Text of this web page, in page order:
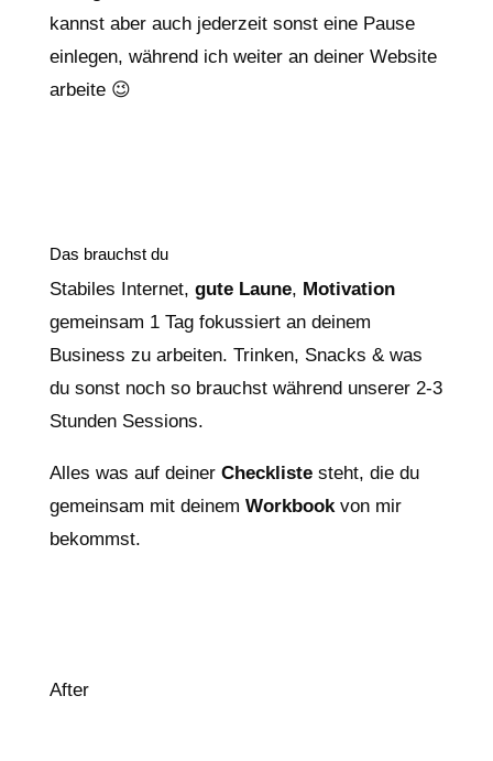
kannst aber auch jederzeit sonst eine Pause
einlegen, während ich weiter an deiner Website
arbeite 😉
Das brauchst du
Stabiles Internet, gute Laune, Motivation
gemeinsam 1 Tag fokussiert an deinem
Business zu arbeiten. Trinken, Snacks & was
du sonst noch so brauchst während unserer 2-3
Stunden Sessions.
Alles was auf deiner Checklistesteht, die du
gemeinsam mit deinem Workbookvon mir
bekommst.
After